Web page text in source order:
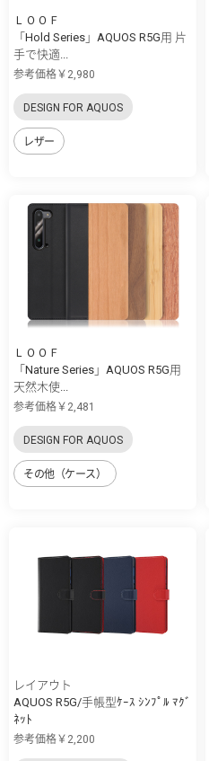
ＬＯＯＦ
「Hold Series」AQUOS R5G用 片
手で快適...
参考価格￥2,980
DESIGN FOR AQUOS
レザー
ＬＯＯＦ
「Nature Series」AQUOS R5G用
天然木使...
参考価格￥2,481
DESIGN FOR AQUOS
その他（ケース）
レイアウト
AQUOS R5G/手帳型ｹｰｽ ｼﾝﾌﾟﾙ ﾏｸﾞ
ﾈｯﾄ
参考価格￥2,200